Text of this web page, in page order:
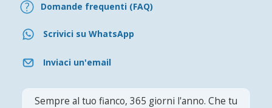
Domande frequenti (FAQ)
Scrivici su WhatsApp
Inviaci un'email
Sempre al tuo fianco, 365 giorni l'anno. Che tu